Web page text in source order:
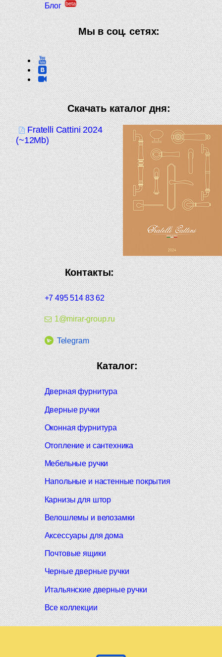
Блог beta
Мы в соц. сетях:
Скачать каталог дня:
Fratelli Cattini 2024
(~12Mb)
Контакты:
+7 495 514 83 62
1@mirar-group.ru
Telegram
Каталог:
Дверная фурнитура
Дверные ручки
Оконная фурнитура
Отопление и сантехника
Мебельные ручки
Напольные и настенные покрытия
Карнизы для штор
Велошлемы и велозамки
Аксессуары для дома
Почтовые ящики
Черные дверные ручки
Итальянские дверные ручки
Все коллекции